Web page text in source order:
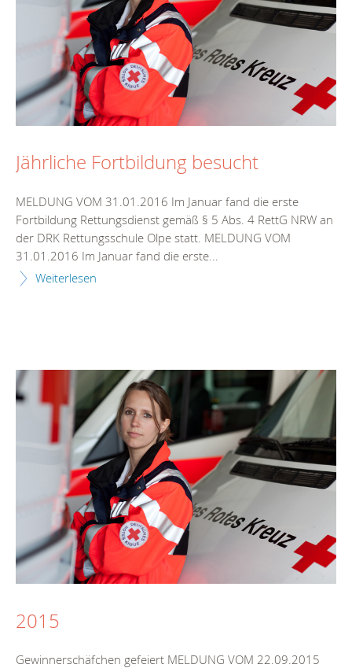
Jährliche Fortbildung besucht
MELDUNG VOM 31.01.2016 Im Januar fand die erste
Fortbildung Rettungsdienst gemäß § 5 Abs. 4 RettG NRW an
der DRK Rettungsschule Olpe statt. MELDUNG VOM
31.01.2016 Im Januar fand die erste...
Weiterlesen
2015
Gewinnerschäfchen gefeiert MELDUNG VOM 22.09.2015